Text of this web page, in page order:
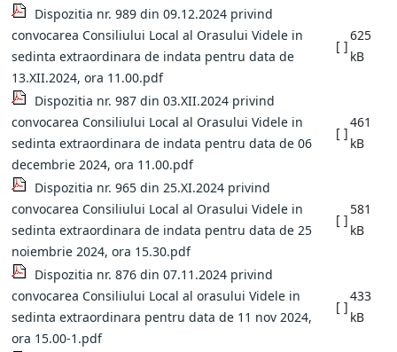
Dispozitia nr. 989 din 09.12.2024 privind
convocarea Consiliului Local al Orasului Videle in
sedinta extraordinara de indata pentru data de
13.XII.2024, ora 11.00.pdf
[ ]
625
kB
Dispozitia nr. 987 din 03.XII.2024 privind
convocarea Consiliului Local al Orasului Videle in
sedinta extraordinara de indata pentru data de 06
decembrie 2024, ora 11.00.pdf
[ ]
461
kB
Dispozitia nr. 965 din 25.XI.2024 privind
convocarea Consiliului Local al Orasului Videle in
sedinta extraordinara de indata pentru data de 25
noiembrie 2024, ora 15.30.pdf
[ ]
581
kB
Dispozitia nr. 876 din 07.11.2024 privind
convocarea Consiliului Local al orasului Videle in
sedinta extraordinara pentru data de 11 nov 2024,
ora 15.00-1.pdf
[ ]
433
kB